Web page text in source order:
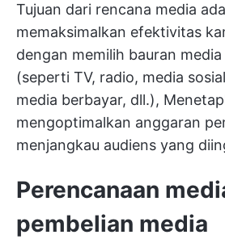
Tujuan dari rencana media
memaksimalkan efektivitas
dengan memilih bauran
(seperti TV, radio, media
media berbayar, dll.),
mengoptimalkan anggaran
menjangkau audiens yang
Perencanaan
pembelian media